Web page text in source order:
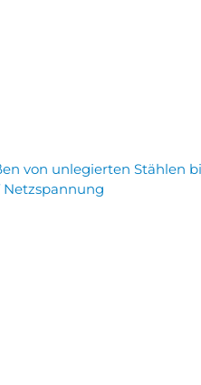
von unlegierten Stählen
Netzspannung